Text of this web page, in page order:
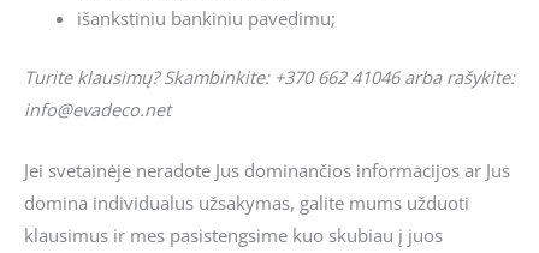
išankstiniu bankiniu pavedimu;
Turite klausimų? Skambinkite: +370 662 41046 arba rašykite:
info@evadeco.net
Jei svetainėje neradote Jus dominančios informacijos ar Jus
domina individualus užsakymas, galite mums užduoti
klausimus ir mes pasistengsime kuo skubiau į juos